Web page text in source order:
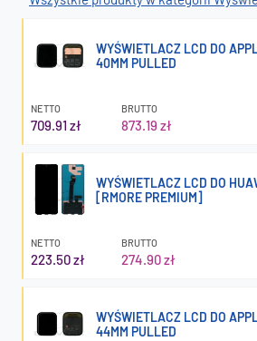
WYŚWIETLACZ LCD DO
40MM PULLED
NETTO
709.91 zł
BRUTTO
873.19 zł
WYŚWIETLACZ LCD DO
[RMORE PREMIUM]
NETTO
223.50 zł
BRUTTO
274.90 zł
WYŚWIETLACZ LCD DO
44MM PULLED